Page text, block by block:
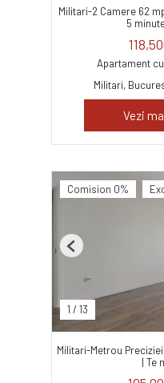
Militari-2 Camere 62
5
Apartament
Militari,
Vezi
Comision 0%
1 / 13
Previous
Militari-Metrou
| Te